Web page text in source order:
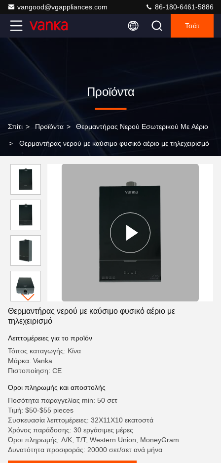
vangood@vgappliances.com 86-180-6461-5886
Τσάτ
Προϊόντα
Σπίτι > Προϊόντα > Θερμαντήρας Νερού Εσωτερικού Με Αέριο
> Θερμαντήρας νερού με καύσιμο φυσικό αέριο με τηλεχειρισμό
Θερμαντήρας νερού με καύσιμο φυσικό αέριο με
τηλεχειρισμό
Λεπτομέρειες για το προϊόν
Τόπος καταγωγής: Κίνα
Μάρκα: Vanka
Πιστοποίηση: CE
Όροι πληρωμής και αποστολής
Ποσότητα παραγγελίας min: 50 σετ
Τιμή: $50-$55 pieces
Συσκευασία λεπτομέρειες: 32X11X10 εκατοστά
Χρόνος παράδοσης: 30 εργάσιμες μέρες
Όροι πληρωμής: Λ/Κ, Τ/Τ, Western Union, MoneyGram
Δυνατότητα προσφοράς: 20000 σετ/σετ ανά μήνα